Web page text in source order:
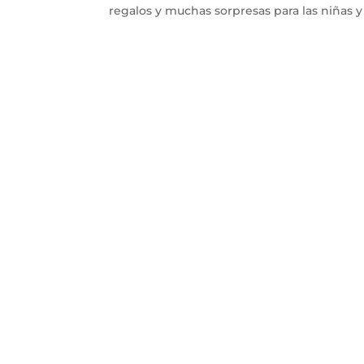
regalos y muchas sorpresas para las niñas